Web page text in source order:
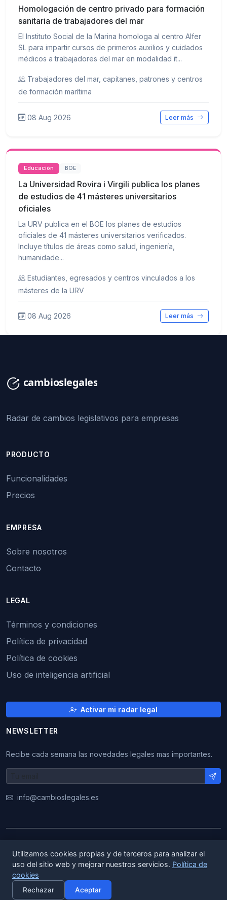
Homologación de centro privado para formación
sanitaria de trabajadores del mar
El Instituto Social de la Marina homologa al centro Alfer
SL para impartir cursos de primeros auxilios y cuidados
médicos a trabajadores del mar en modalidad it...
Trabajadores del mar, capitanes, patrones y centros
de formación marítima
08 Aug 2026 Leer más
Educación BOE
La Universidad Rovira i Virgili publica los planes
de estudios de 41 másteres universitarios
oficiales
La URV publica en el BOE los planes de estudios
oficiales de 41 másteres universitarios verificados.
Incluye títulos de áreas como salud, ingeniería,
humanidade...
Estudiantes, egresados y centros vinculados a los
másteres de la URV
08 Aug 2026 Leer más
Radar de cambios legislativos para empresas
PRODUCTO
Funcionalidades
Precios
EMPRESA
Sobre nosotros
Contacto
LEGAL
Términos y condiciones
Política de privacidad
Política de cookies
Uso de inteligencia artificial
Activar mi radar legal
NEWSLETTER
Recibe cada semana las novedades legales mas importantes.
info@cambioslegales.es
reservados.
ES|EN
Utilizamos cookies propias y de terceros para analizar el
uso del sitio web y mejorar nuestros servicios. Política de
cookies
Rechazar Aceptar